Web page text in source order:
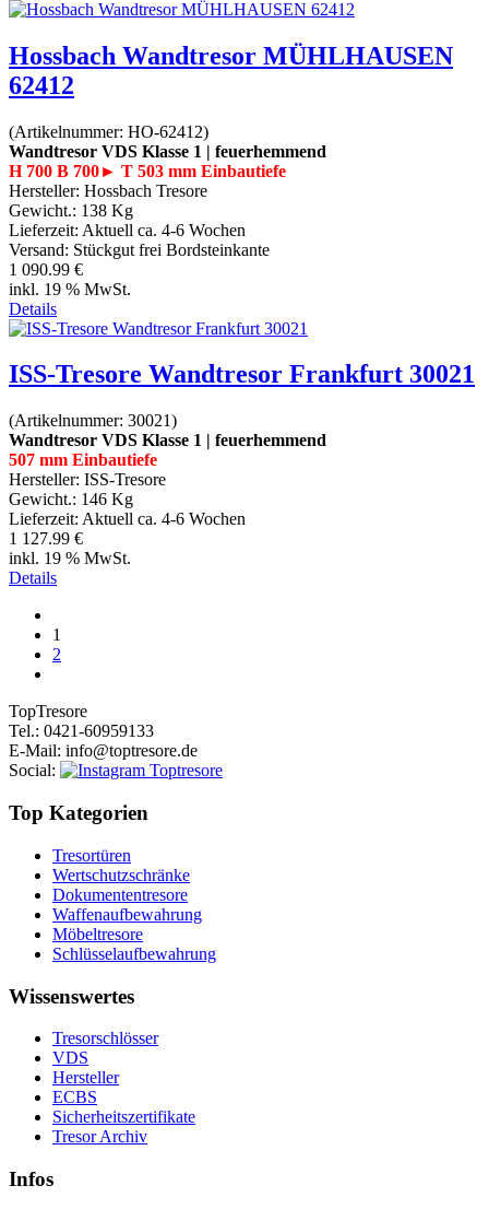
Hossbach Wandtresor MÜHLHAUSEN
62412
(Artikelnummer: HO-62412)
Wandtresor VDS Klasse 1 | feuerhemmend
H 700 B 700► T 503 mm Einbautiefe
Hersteller: Hossbach Tresore
Gewicht.: 138 Kg
Lieferzeit: Aktuell ca. 4-6 Wochen
Versand: Stückgut frei Bordsteinkante
1 090.99 €
inkl. 19 % MwSt.
Details
ISS-Tresore Wandtresor Frankfurt 30021
(Artikelnummer: 30021)
Wandtresor VDS Klasse 1 | feuerhemmend
507 mm Einbautiefe
Hersteller: ISS-Tresore
Gewicht.: 146 Kg
Lieferzeit: Aktuell ca. 4-6 Wochen
1 127.99 €
inkl. 19 % MwSt.
Details
1
2
TopTresore
Tel.: 0421-60959133
E-Mail: info@toptresore.de
Social:
Top Kategorien
Tresortüren
Wertschutzschränke
Dokumententresore
Waffenaufbewahrung
Möbeltresore
Schlüsselaufbewahrung
Wissenswertes
Tresorschlösser
VDS
Hersteller
ECBS
Sicherheitszertifikate
Tresor Archiv
Infos